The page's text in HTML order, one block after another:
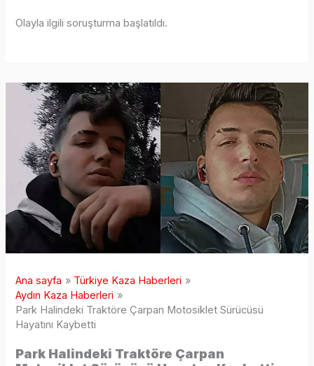
Olayla ilgili soruşturma başlatıldı.
Ana sayfa
Türkiye Kaza Haberleri
Aydın Kaza Haberleri
Park Halindeki Traktöre Çarpan Motosiklet Sürücüsü
Hayatını Kaybetti
Park Halindeki Traktöre Çarpan